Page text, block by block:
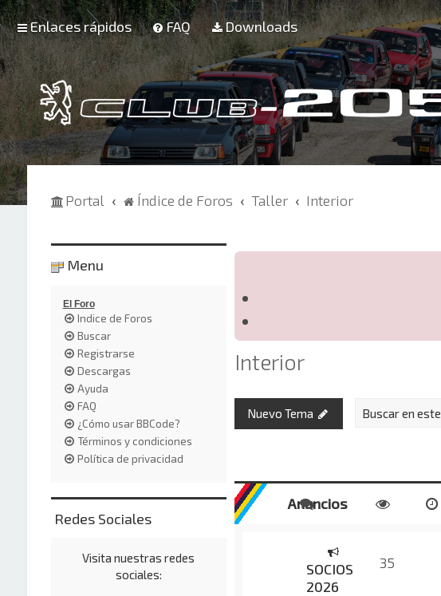
Enlaces rápidos FAQ Downloads
Portal Índice de Foros Taller Interior
Interior
Nuevo Tema
Anuncios
SOCIOS
2026
35
Menu
El Foro
Indice de Foros
Buscar
Registrarse
Descargas
Ayuda
FAQ
¿Cómo usar BBCode?
Términos y condiciones
Política de privacidad
Redes Sociales
Visita nuestras redes
sociales: